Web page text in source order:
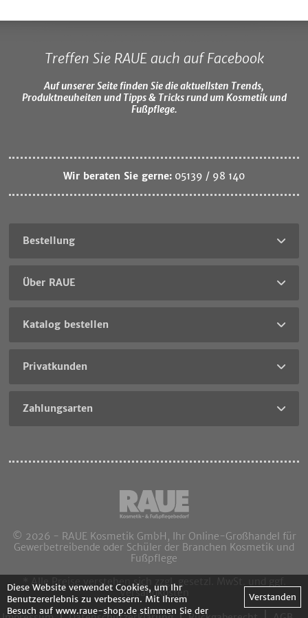
Treffen Sie RAUE auch auf Facebook
Auf unserer Seite finden Sie die aktuellsten Trends,
Produktneuheiten und Tipps & Tricks rund um Kosmetik und
Fußpflege.
Wir beraten Sie gerne: 05139 / 98 140
Bestellung
Über RAUE
Katalog bestellen
Privatkunden
Zahlungsarten
© 2026 - RAUE Kosmetik GmbH, Ihr Online-Großhandel für
Gewerbetreibende oder Schüler der Branchen Kosmetik und
Fußpflege
* Alle Preise verstehen sich zzgl. gesetzl. MwSt. und ggf.
Versandkosten
Diese Website verwendet Cookies, um Ihr
Benutzererlebnis zu verbessern. Mit Ihrem
Besuch auf www.raue-shop.de stimmen Sie der
Verstanden